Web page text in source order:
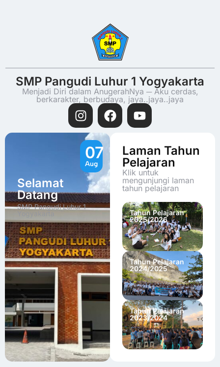
SMP Pangudi Luhur 1 Yogyakarta
Menjadi Diri dalam AnugerahNya ─ Aku cerdas,
berkarakter, berbudaya, jaya..jaya..jaya
07
Aug
Selamat
Datang
SMP Pangudi Luhur 1
Laman Tahun
Pelajaran
Klik untuk
mengunjungi laman
tahun pelajaran
Tahun Pelajaran
2025/2026
Tahun Pelajaran
2024/2025
Tahun Pelajaran
2023/2024